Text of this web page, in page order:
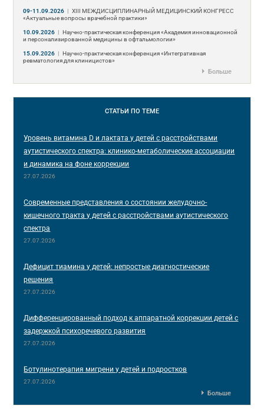
09-11.09.2026 | ХIII МЕЖДИСЦИПЛИНАРНЫЙ МЕДИЦИНСКИЙ КОНГРЕСС
«Актуальные вопросы врачебной практики»
10.09.2026 | Научно-практическая конференция «Академия инновационной
и персонализированной медицины в офтальмологии»
15.09.2026 | Научно-практическая конференция «Интегративная
ревматология для клиницистов»
Больше
СТАТЬИ ПО ТЕМЕ
Уровень витамина D и лактата у детей с расстройствами
аутистического спектра: клинико-метаболические ассоциации
и динамика на фоне коррекции
27.07.2026
Современные представления о состоянии желудочно-
кишечного тракта у детей с расстройствами аутистического
спектра
27.07.2026
Дефицит тиамина у детей: непростые диагностические
решения
27.07.2026
Дифференцированный подход к аппаратной коррекции детей с
задержкой психоречевого развития
27.07.2026
Ботулинотерапия мигрени у детей и подростков
27.07.2026
Больше